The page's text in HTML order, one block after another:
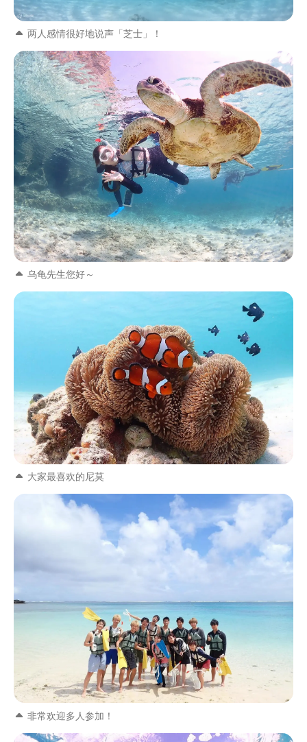
两人感情很好地说声「芝士」！
乌龟先生您好～
大家最喜欢的尼莫
非常欢迎多人参加！